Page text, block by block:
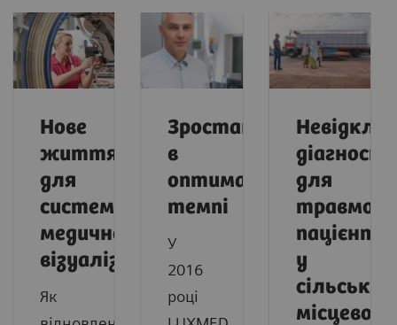
Нове
життя
для
систем
медичної
візуалізації
Як
Зростання
в
оптимальному
темпі
У
2016
році
для
пацієнтів
у
сільській